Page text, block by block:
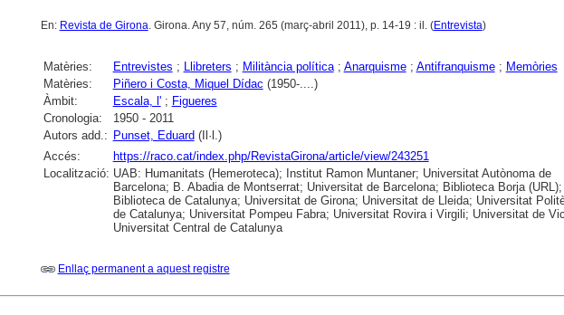
En: Revista de Girona. Girona. Any 57, núm. 265 (març-abril 2011), p. 14-19 : il. (Entrevista)
Matèries: Entrevistes ; Llibreters ; Militància política; Anarquisme; Antifranquisme; Memòries
Matèries:
Piñero i Costa, Miquel Dídac (1950-....)
Àmbit:
Escala, l'; Figueres
Cronologia:
1950 - 2011
Autors add.: Punset, Eduard (Il·l.)
Accés:
https://raco.cat/index.php/RevistaGirona/article/view/243251
Localització: UAB: Humanitats (Hemeroteca); Institut Ramon Muntaner; Universitat Autònoma de
Barcelona; B. Abadia de Montserrat; Universitat de Barcelona; Biblioteca Borja (URL);
Biblioteca de Catalunya; Universitat de Girona; Universitat de Lleida; Universitat
de Catalunya; Universitat Pompeu Fabra; Universitat Rovira i Virgili; Universitat de
Universitat Central de Catalunya
Enllaç permanent a aquest registre